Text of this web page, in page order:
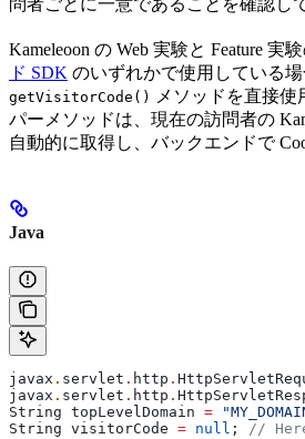
Kameleoon の Web 実験と Feature 実
ド SDK のいずれかで使用している場
getVisitorCode()
メソッドを直接
パーメソッドは、現在の訪問者の
自動的に取得し、バックエンドで
Java
javax . servlet . http .
javax . servlet . http .
String topLevelDomain =
String visitorCode = null ; //